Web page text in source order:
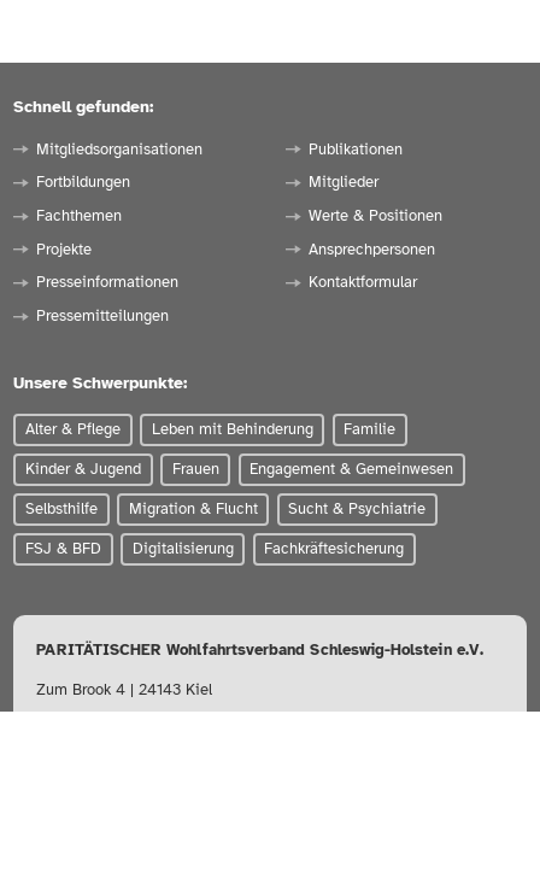
Schnell gefunden:
Mitgliedsorganisationen
Fortbildungen
Fachthemen
Projekte
Presseinformationen
Pressemitteilungen
Publikationen
Mitglieder
Werte & Positionen
Ansprechpersonen
Kontaktformular
Unsere Schwerpunkte:
Alter & Pflege Leben mit Behinderung Familie
Kinder & Jugend Frauen Engagement & Gemeinwesen
Selbsthilfe Migration & Flucht Sucht & Psychiatrie
FSJ & BFD Digitalisierung Fachkräftesicherung
PARITÄTISCHER Wohlfahrtsverband Schleswig-Holstein e.V.
Zum Brook 4 | 24143 Kiel